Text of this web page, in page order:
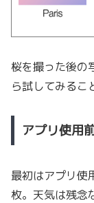
桜を撮った後の
ら試してみるこ
アプリ使用
最初はアプリ使
枚。天気は残念